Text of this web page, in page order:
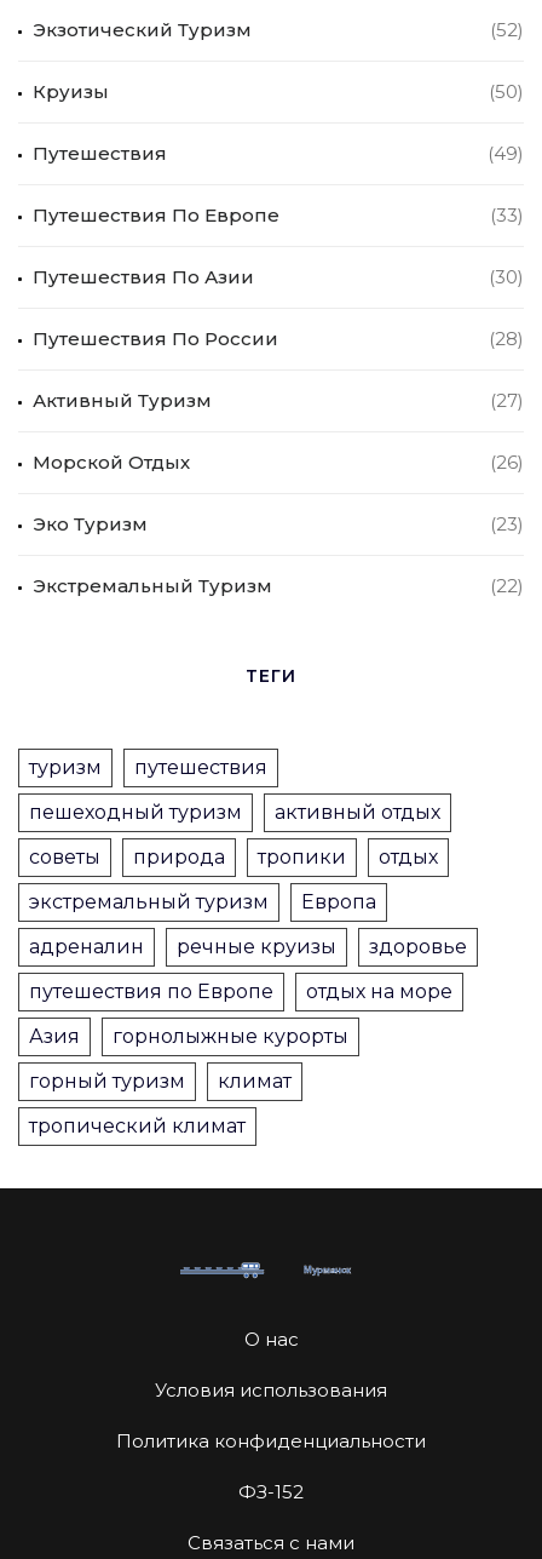
Экзотический Туризм (52)
Круизы (50)
Путешествия (49)
Путешествия По Европе (33)
Путешествия По Азии (30)
Путешествия По России (28)
Активный Туризм (27)
Морской Отдых (26)
Эко Туризм (23)
Экстремальный Туризм (22)
ТЕГИ
туризм
путешествия
пешеходный туризм
активный отдых
советы
природа тропики
отдых
экстремальный туризм
Европа
адреналин
речные круизы
здоровье
путешествия по Европе
отдых на море
Азия
горнолыжные курорты
горный туризм
климат
тропический климат
О нас
Условия использования
Политика конфиденциальности
ФЗ-152
Связаться с нами